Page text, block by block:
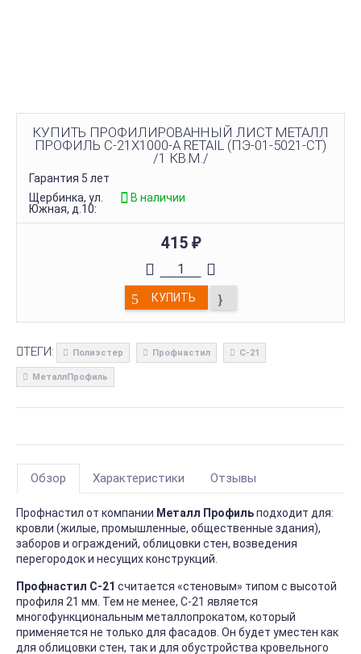
КУПИТЬ ПРОФИЛИРОВАННЫЙ ЛИСТ МЕТАЛЛ
ПРОФИЛЬ С-21Х1000-A RETAIL (ПЭ-01-5021-СТ)
/1 КВ.М./
Гарантия 5 лет
Щербинка, ул.
Южная, д.10:
В наличии
415 ₽
КУПИТЬ
ТЕГИ: Полиэстер Профнастил С-21
МеталлПрофиль
Обзор Характеристики Отзывы
Профнастил от компании Металл Профильподходит для:
кровли (жилые, промышленные, общественные здания),
заборов и ограждений, облицовки стен, возведения
перегородок и несущих конструкций.
Профнастил С-21 считается «стеновым» типом с высотой
профиля 21 мм. Тем не менее, С-21 является
многофункциональным металлопрокатом, который
применяется не только для фасадов. Он будет уместен как
для облицовки стен, так и для обустройства кровельного